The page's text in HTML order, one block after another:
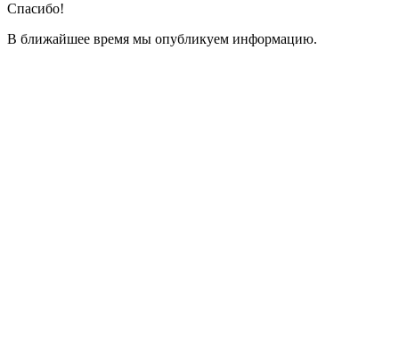
Спасибо!
В ближайшее время мы опубликуем информацию.